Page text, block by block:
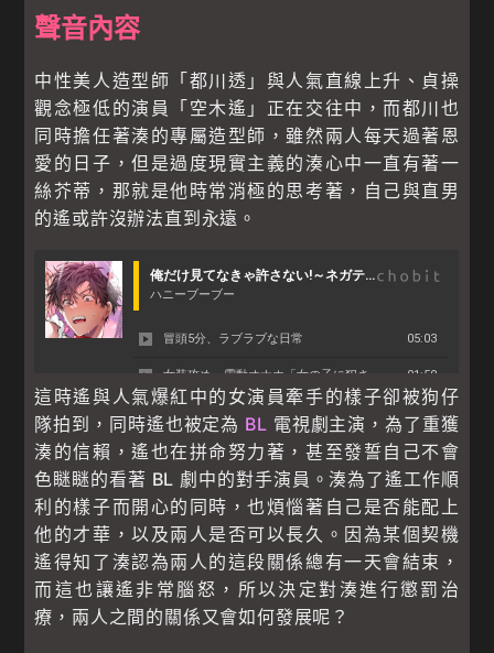
聲音內容
中性美人造型師「都川透」與人氣直線上升、貞操
觀念極低的演員「空木遙」正在交往中，而都川也
同時擔任著湊的專屬造型師，雖然兩人每天過著恩
愛的日子，但是過度現實主義的湊心中一直有著一
絲芥蒂，那就是他時常消極的思考著，自己與直男
的遙或許沒辦法直到永遠。
這時遙與人氣爆紅中的女演員牽手的樣子卻被狗仔
隊拍到，同時遙也被定為 BL 電視劇主演，為了重獲
湊的信賴，遙也在拼命努力著，甚至發誓自己不會
色瞇瞇的看著 BL 劇中的對手演員。湊為了遙工作順
利的樣子而開心的同時，也煩惱著自己是否能配上
他的才華，以及兩人是否可以長久。因為某個契機
遙得知了湊認為兩人的這段關係總有一天會結束，
而這也讓遙非常腦怒，所以決定對湊進行懲罰治
療，兩人之間的關係又會如何發展呢？